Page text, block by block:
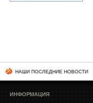
НАШИ ПОСЛЕДНИЕ НОВОСТИ
ИНФОРМАЦИЯ